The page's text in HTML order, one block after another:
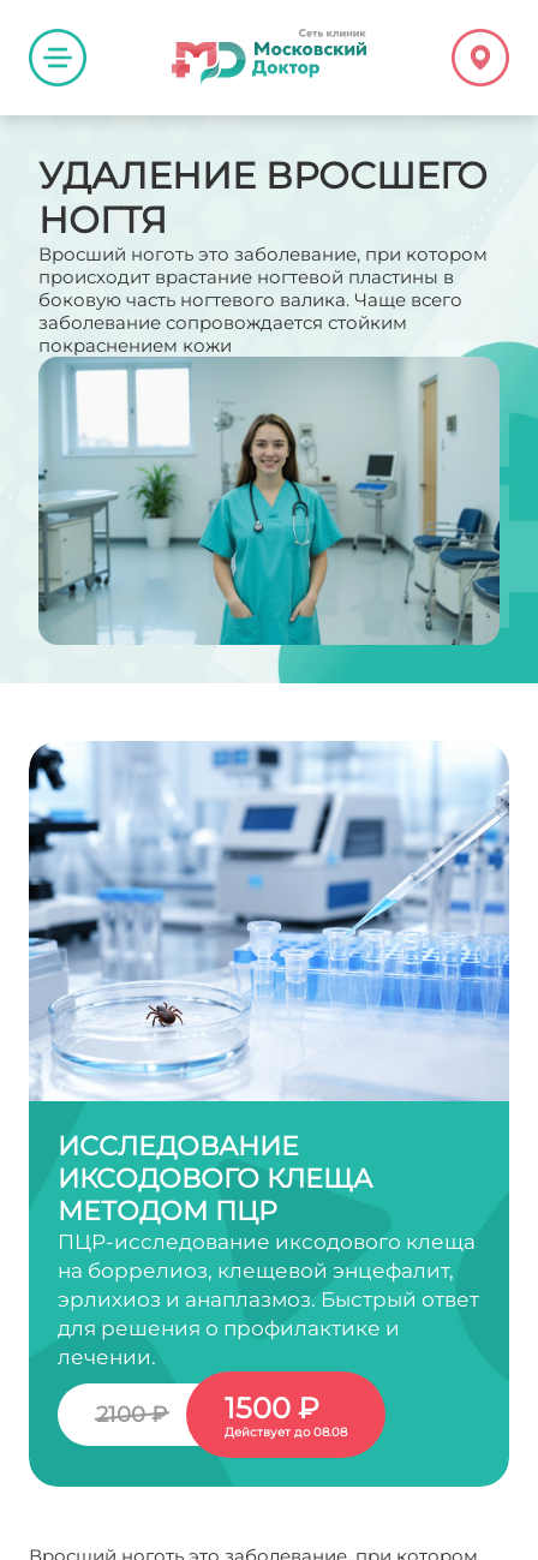
УДАЛЕНИЕ ВРОСШЕГО
НОГТЯ
Вросший ноготь это заболевание, при котором
происходит врастание ногтевой пластины в
боковую часть ногтевого валика. Чаще всего
заболевание сопровождается стойким
покраснением кожи
ИССЛЕДОВАНИЕ
ИКСОДОВОГО КЛЕЩА
МЕТОДОМ ПЦР
ПЦР-исследование иксодового клеща
на боррелиоз, клещевой энцефалит,
эрлихиоз и анаплазмоз. Быстрый ответ
для решения о профилактике и
лечении.
2100 ₽ 1500 ₽
Действует до 08.08